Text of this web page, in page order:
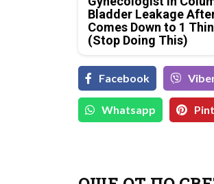
Bladder Leakage
Comes Down to 1
(Stop Doing This)
Facebook
Whatsapp